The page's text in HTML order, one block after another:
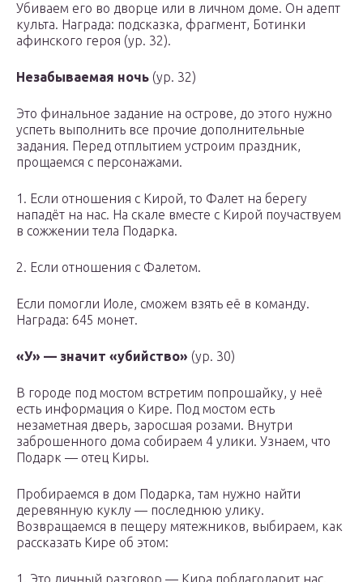
Убиваем его во дворце или в личном доме. Он адепт
культа. Награда: подсказка, фрагмент, Ботинки
афинского героя (ур. 32).
Незабываемая ночь (ур. 32)
Это финальное задание на острове, до этого нужно
успеть выполнить все прочие дополнительные
задания. Перед отплытием устроим праздник,
прощаемся с персонажами.
1. Если отношения с Кирой, то Фалет на берегу
нападёт на нас. На скале вместе с Кирой поучаствуем
в сожжении тела Подарка.
2. Если отношения с Фалетом.
Если помогли Иоле, сможем взять её в команду.
Награда: 645 монет.
«У» — значит «убийство» (ур. 30)
В городе под мостом встретим попрошайку, у неё
есть информация о Кире. Под мостом есть
незаметная дверь, заросшая розами. Внутри
заброшенного дома собираем 4 улики. Узнаем, что
Подарк — отец Киры.
Пробираемся в дом Подарка, там нужно найти
деревянную куклу — последнюю улику.
Возвращаемся в пещеру мятежников, выбираем, как
рассказать Кире об этом:
1. Это личный разговор — Кира поблагодарит нас.